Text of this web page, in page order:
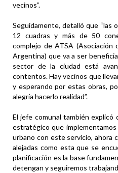
vecinos”.
Seguidamente, detalló que “las
12 cuadras y más de 50
complejo de ATSA (Asociación
Argentina) que va a ser
sector de la ciudad está
contentos. Hay vecinos que
y esperando por estas obras,
alegría hacerlo realidad”.
El jefe comunal también explicó
estratégico que
urbano con este servicio, ahora
alejadas como esta que se
planificación es la base
detengan y seguiremos